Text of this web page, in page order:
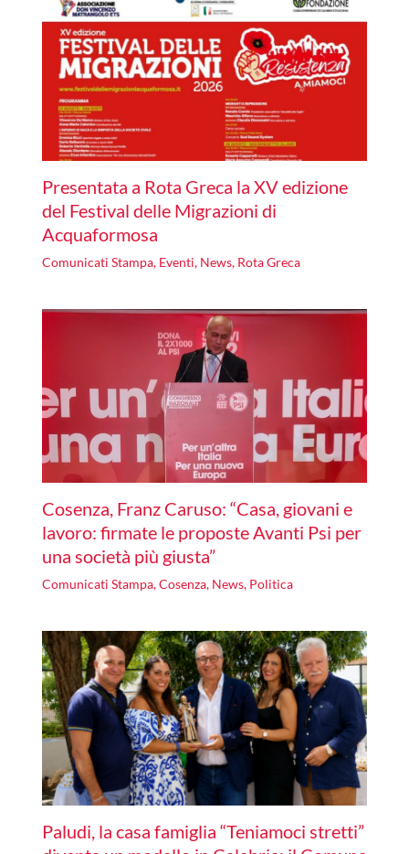
Presentata a Rota Greca la XV edizione
del Festival delle Migrazioni di
Acquaformosa
Comunicati Stampa, Eventi, News, Rota Greca
Cosenza, Franz Caruso: “Casa, giovani e
lavoro: firmate le proposte Avanti Psi per
una società più giusta”
Comunicati Stampa,Cosenza, News, Politica
Paludi, la casa famiglia “Teniamoci stretti”